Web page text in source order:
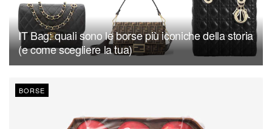
IT Bag: quali sono le borse più iconiche della storia
(e come scegliere la tua)
BORSE